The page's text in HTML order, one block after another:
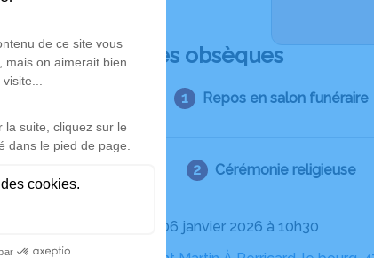
Déroulé des obsèques
Repos en salon funéraire
Cérémonie religieuse
Le mardi 06 janvier 2026 à 10h30